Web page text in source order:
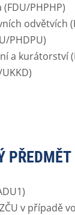
PHPHP)
odvětvích
PHDPU)
a kurátorství
PŘEDMĚT
v případě